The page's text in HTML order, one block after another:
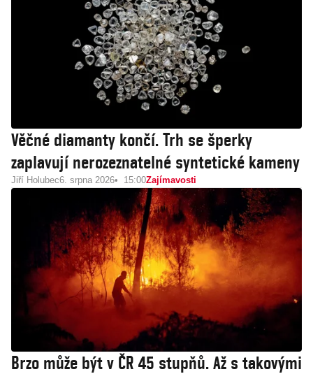
Věčné diamanty končí. Trh se šperky
zaplavují nerozeznatelné syntetické kameny
Jiří Holubec6. srpna 2026 15:00Zajímavosti
Brzo může být v ČR 45 stupňů. Až s takovými